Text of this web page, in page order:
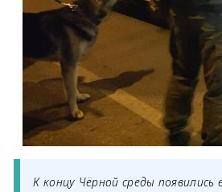
К концу Чёрной среды появились